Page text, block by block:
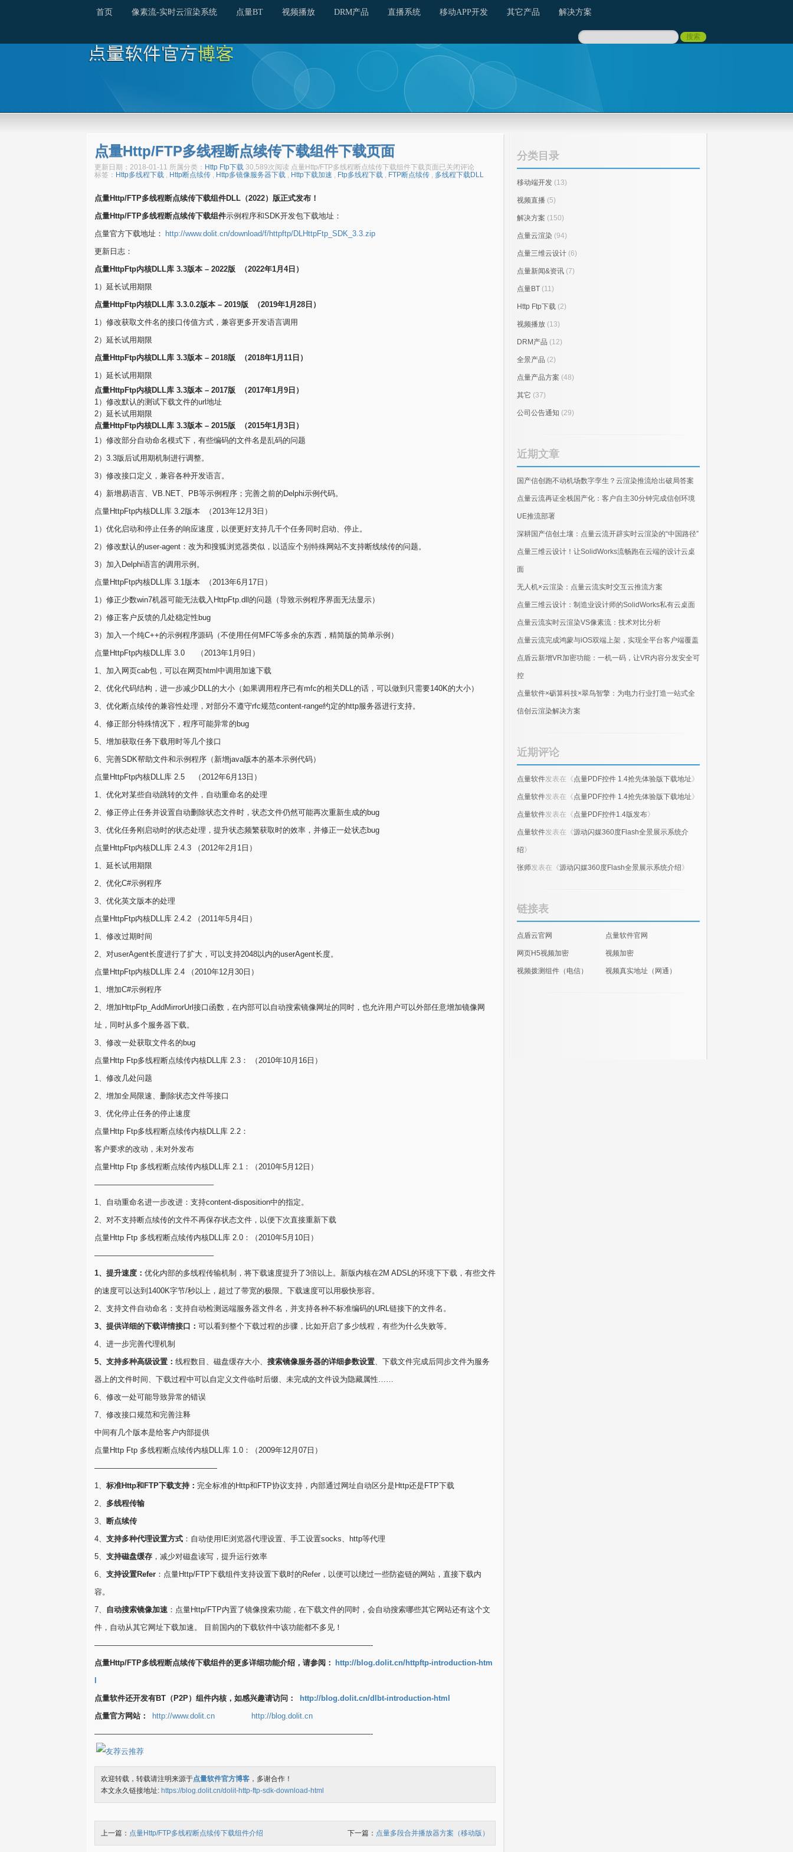
首页 像素流-实时云渲染系统 点量BT 视频播放 DRM产品 直播系统 移动APP开发 其它产品 解决方案
点量Http/FTP多线程断点续传下载组件下载页面
更新日期：2018-01-11 所属分类： Http Ftp下载 30,589次阅读 点量Http/FTP多线程断点续传下载组件下载页面已关闭评论
标签： Http多线程下载 , Http断点续传 , Http多镜像服务器下载 , Http下载加速 , Ftp多线程下载 , FTP断点续传 , 多线程下载DLL
点量Http/FTP多线程断点续传下载组件DLL（2022）版正式发布！
点量Http/FTP多线程断点续传下载组件示例程序和SDK开发包下载地址：
点量官方下载地址：
http://www.dolit.cn/download/f/httpftp/DLHttpFtp_SDK_3.3.zip
更新日志：
点量HttpFtp内核DLL库 3.3版本 – 2022版 （2022年1月4日）
1）延长试用期限
点量HttpFtp内核DLL库 3.3.0.2版本 – 2019版 （2019年1月28日）
1）修改获取文件名的接口传值方式，兼容更多开发语言调用
2）延长试用期限
点量HttpFtp内核DLL库 3.3版本 – 2018版 （2018年1月11日）
1）延长试用期限
点量HttpFtp内核DLL库 3.3版本 – 2017版 （2017年1月9日）
1）修改默认的测试下载文件的url地址
2）延长试用期限
点量HttpFtp内核DLL库 3.3版本 – 2015版 （2015年1月3日）
1）修改部分自动命名模式下，有些编码的文件名是乱码的问题
2）3.3版后试用期机制进行调整。
3）修改接口定义，兼容各种开发语言。
4）新增易语言、VB.NET、PB等示例程序；完善之前的Delphi示例代码。
点量HttpFtp内核DLL库 3.2版本 （2013年12月3日）
1）优化启动和停止任务的响应速度，以便更好支持几千个任务同时启动、停止。
2）修改默认的user-agent：改为和搜狐浏览器类似，以适应个别特殊网站不支持断线续传的问题。
3）加入Delphi语言的调用示例。
点量HttpFtp内核DLL库 3.1版本 （2013年6月17日）
1）修正少数win7机器可能无法载入HttpFtp.dll的问题（导致示例程序界面无法显示）
2）修正客户反馈的几处稳定性bug
3）加入一个纯C++的示例程序源码（不使用任何MFC等多余的东西，精简版的简单示例）
点量HttpFtp内核DLL库 3.0 （2013年1月9日）
1、加入网页cab包，可以在网页html中调用加速下载
2、优化代码结构，进一步减少DLL的大小（如果调用程序已有mfc的相关DLL的话，可以做到只需要140K的大小）
3、优化断点续传的兼容性处理，对部分不遵守rfc规范content-range约定的http服务器进行支持。
4、修正部分特殊情况下，程序可能异常的bug
5、增加获取任务下载用时等几个接口
6、完善SDK帮助文件和示例程序（新增java版本的基本示例代码）
点量HttpFtp内核DLL库 2.5 （2012年6月13日）
1、优化对某些自动跳转的文件，自动重命名的处理
2、修正停止任务并设置自动删除状态文件时，状态文件仍然可能再次重新生成的bug
3、优化任务刚启动时的状态处理，提升状态频繁获取时的效率，并修正一处状态bug
点量HttpFtp内核DLL库 2.4.3 （2012年2月1日）
1、延长试用期限
2、优化C#示例程序
3、优化英文版本的处理
点量HttpFtp内核DLL库 2.4.2 （2011年5月4日）
1、修改过期时间
2、对userAgent长度进行了扩大，可以支持2048以内的userAgent长度。
点量HttpFtp内核DLL库 2.4 （2010年12月30日）
1、增加C#示例程序
2、增加HttpFtp_AddMirrorUrl接口函数，在内部可以自动搜索镜像网址的同时，也允许用户可以外部任意增加镜像网
址，同时从多个服务器下载。
3、修改一处获取文件名的bug
点量Http Ftp多线程断点续传内核DLL库 2.3： （2010年10月16日）
1、修改几处问题
2、增加全局限速、删除状态文件等接口
3、优化停止任务的停止速度
点量Http Ftp多线程断点续传内核DLL库 2.2：
客户要求的改动，未对外发布
点量Http Ftp 多线程断点续传内核DLL库 2.1：（2010年5月12日）
———————————————–
1、自动重命名进一步改进：支持content-disposition中的指定。
2、对不支持断点续传的文件不再保存状态文件，以便下次直接重新下载
点量Http Ftp 多线程断点续传内核DLL库 2.0：（2010年5月10日）
———————————————–
1、提升速度： 优化内部的多线程传输机制，将下载速度提升了3倍以上。新版内核在2M ADSL的环境下下载，有些文件
的速度可以达到1400K字节/秒以上，超过了带宽的极限。下载速度可以用极快形容。
2、支持文件自动命名：支持自动检测远端服务器文件名，并支持各种不标准编码的URL链接下的文件名。
3、提供详细的下载详情接口： 可以看到整个下载过程的步骤，比如开启了多少线程，有些为什么失败等。
4、进一步完善代理机制
5、支持多种高级设置： 线程数目、磁盘缓存大小、 搜索镜像服务器的详细参数设置、下载文件完成后同步文件为服务
器上的文件时间、下载过程中可以自定义文件临时后缀、未完成的文件设为隐藏属性……
6、修改一处可能导致异常的错误
7、修改接口规范和完善注释
中间有几个版本是给客户内部提供
点量Http Ftp 多线程断点续传内核DLL库 1.0：（2009年12月07日）
————————————————
1、 标准Http和FTP下载支持： 完全标准的Http和FTP协议支持，内部通过网址自动区分是Http还是FTP下载
2、 多线程传输
3、
断点续传
4、 支持多种代理设置方式 ：自动使用IE浏览器代理设置、手工设置socks、http等代理
5、 支持磁盘缓存 ，减少对磁盘读写，提升运行效率
6、 支持设置Refer ：点量Http/FTP下载组件支持设置下载时的Refer，以便可以绕过一些防盗链的网站，直接下载内
容。
7、 自动搜索镜像加速 ：点量Http/FTP内置了镜像搜索功能，在下载文件的同时，会自动搜索哪些其它网站还有这个文
件，自动从其它网址下载加速。 目前国内的下载软件中该功能都不多见！
————————————————————————————————————-
点量Http/FTP多线程断点续传下载组件的更多详细功能介绍，请参阅：
http://blog.dolit.cn/httpftp-introduction-htm
点量软件还开发有BT（P2P）组件内核，如感兴趣请访问：
http://blog.dolit.cn/dlbt-introduction-html
点量官方网站：
http://www.dolit.cn
http://blog.dolit.cn
————————————————————————————————————-
欢迎转载，转载请注明来源于点量软件官方博客 ，多谢合作！
本文永久链接地址: https://blog.dolit.cn/dolit-http-ftp-sdk-download-html
上一篇： 点量Http/FTP多线程断点续传下载组件介绍 下一篇： 点量多段合并播放器方案（移动版）
分类目录
移动端开发 (13)
视频直播 (5)
解决方案 (150)
点量云渲染 (94)
点量三维云设计 (6)
点量新闻&资讯 (7)
点量BT (11)
Http Ftp下载 (2)
视频播放 (13)
DRM产品 (12)
全景产品 (2)
点量产品方案 (48)
其它 (37)
公司公告通知 (29)
近期文章
国产信创跑不动机场数字孪生？云渲染推流给出破局答案
点量云流再证全栈国产化：客户自主30分钟完成信创环境
UE推流部署
深耕国产信创土壤：点量云流开辟实时云渲染的“中国路径”
点量三维云设计！让SolidWorks流畅跑在云端的设计云桌
面
无人机×云渲染：点量云流实时交互云推流方案
点量三维云设计：制造业设计师的SolidWorks私有云桌面
点量云流实时云渲染VS像素流：技术对比分析
点量云流完成鸿蒙与iOS双端上架，实现全平台客户端覆盖
点盾云新增VR加密功能：一机一码，让VR内容分发安全可
控
点量软件×砺算科技×翠鸟智擎：为电力行业打造一站式全
信创云渲染解决方案
近期评论
点量软件发表在《点量PDF控件 1.4抢先体验版下载地址》
点量软件发表在《点量PDF控件 1.4抢先体验版下载地址》
点量软件发表在《点量PDF控件1.4版发布》
点量软件发表在《源动闪媒360度Flash全景展示系统介
绍》
张师发表在《源动闪媒360度Flash全景展示系统介绍》
链接表
点盾云官网 点量软件官网
网页H5视频加密 视频加密
视频拨测组件（电信） 视频真实地址（网通）